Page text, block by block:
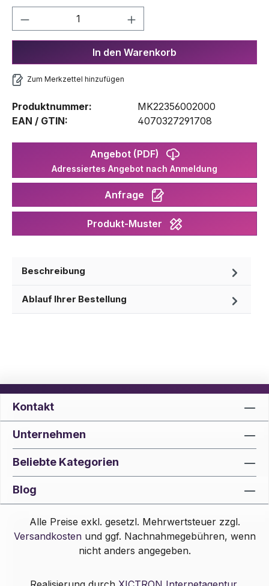
Produkt Anzahl: Gib den
In den Warenkorb
Zum Merkzettel hinzufügen
Produktnummer:
MK22356002000
EAN / GTIN:
4070327291708
Angebot (PDF)
Adressiertes Angebot nach Anmeldung
Anfrage
Produkt-Muster
Beschreibung
Ablauf Ihrer Bestellung
Kontakt
Unternehmen
Beliebte Kategorien
Blog
Alle Preise exkl. gesetzl. Mehrwertsteuer zzgl.
Versandkostenund ggf. Nachnahmegebühren, wenn
nicht anders angegeben.